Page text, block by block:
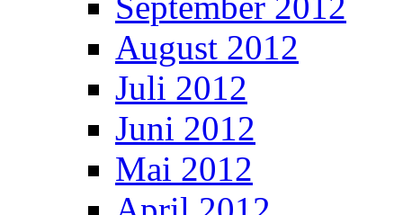
August 2012
Juli 2012
Juni 2012
Mai 2012